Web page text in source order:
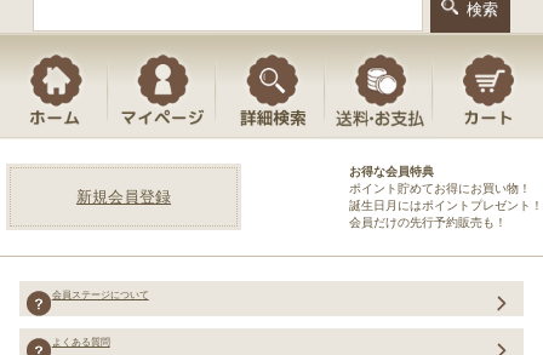
新規会員登録
お得な会員特典
ポイント貯めてお得にお買い物！
誕生日月にはポイントプレゼント！
会員だけの先行予約販売も！
会員ステージについて
よくある質問